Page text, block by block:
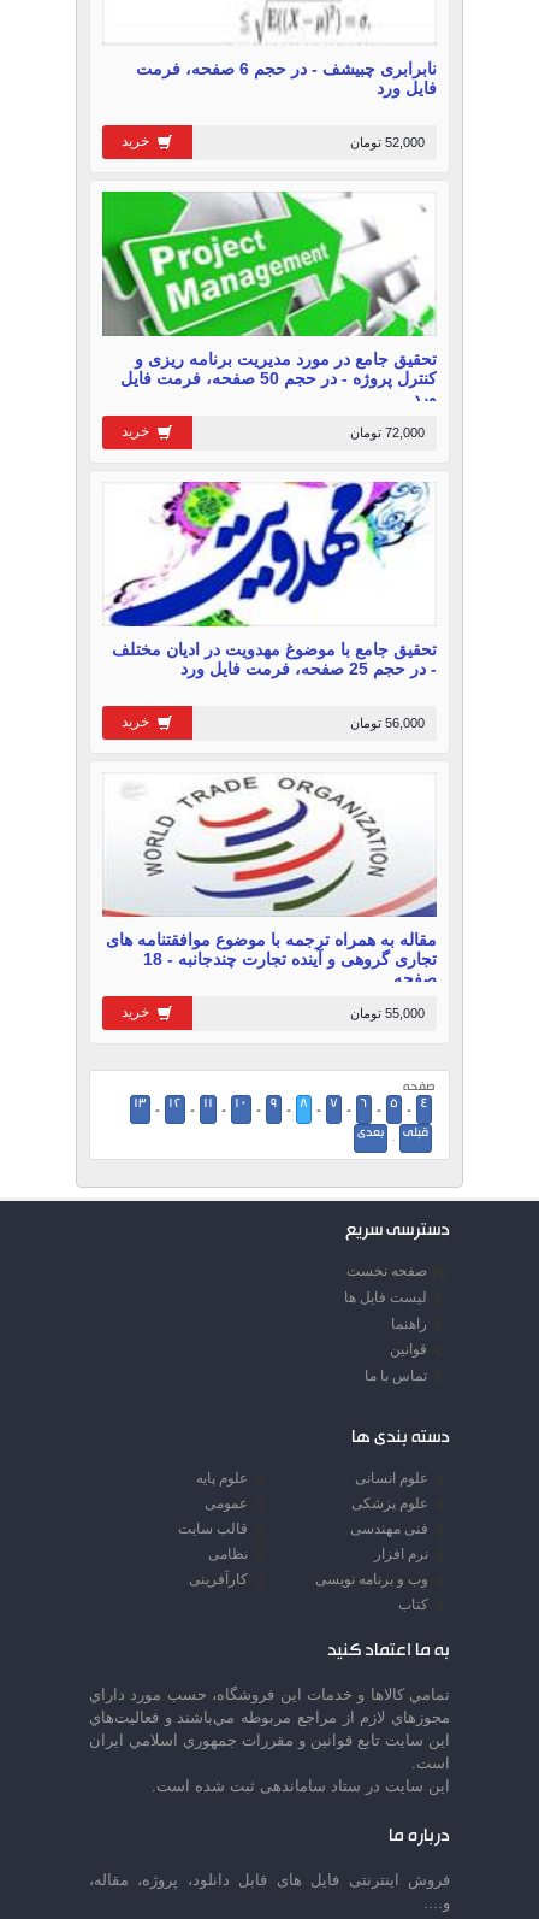
نابرابری چبیشف - در حجم 6 صفحه، فرمت
فایل ورد
خرید 52,000 تومان
تحقیق جامع در مورد مدیریت برنامه ریزی و
كنترل‌ پروژه‌ - در حجم 50 صفحه، فرمت فایل
ورد
خرید 72,000 تومان
تحقیق جامع با موضوغ مهدویت در ادیان مختلف
- در حجم 25 صفحه، فرمت فایل ورد
خرید 56,000 تومان
مقاله به همراه ترجمه با موضوع موافقتنامه های
تجاری گروهی و آینده تجارت چندجانبه - 18
صفحه
خرید 55,000 تومان
صفحه
4
-
5
-
6
-
7
-
8
-
9
-
10
-
11
-
12
-
13
قبلی · بعدی
دسترسی سریع
صفحه نخست
لیست فایل ها
راهنما
قوانین
تماس با ما
دسته بندی ها
علوم انسانی
علوم پایه
علوم پزشکی
عمومی
فنی مهندسی
قالب سایت
نرم افزار
نظامی
وب و برنامه نویسی
کارآفرینی
کتاب
به ما اعتماد کنید
تمامي كالاها و خدمات اين فروشگاه، حسب مورد داراي
مجوزهاي لازم از مراجع مربوطه مي‌باشند و فعاليت‌هاي
اين سايت تابع قوانين و مقررات جمهوري اسلامي ايران
است.
این سایت در ستاد ساماندهی ثبت شده است.
درباره ما
فروش اینترنتی فایل های قابل دانلود، پروژه، مقاله،
و....